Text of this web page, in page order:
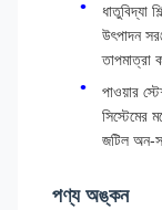
ধাতুবিদ্যা
উৎপাদন
তাপমাত্রা
পাওয়ার
সিস্টেমের
জটিল অন-
পণ্য অঙ্কন